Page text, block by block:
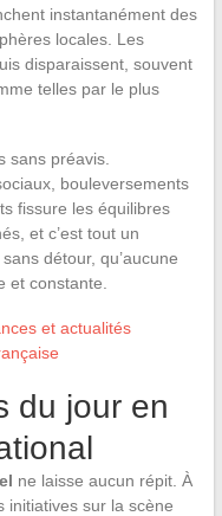
instantanément des
locales. Les
disparaissent, souvent
telles par le plus
sans préavis.
bouleversements
fissure les équilibres
et c’est tout un
détour, qu’aucune
et constante.
et actualités
du jour en
ne laisse aucun répit. À
initiatives sur la scène